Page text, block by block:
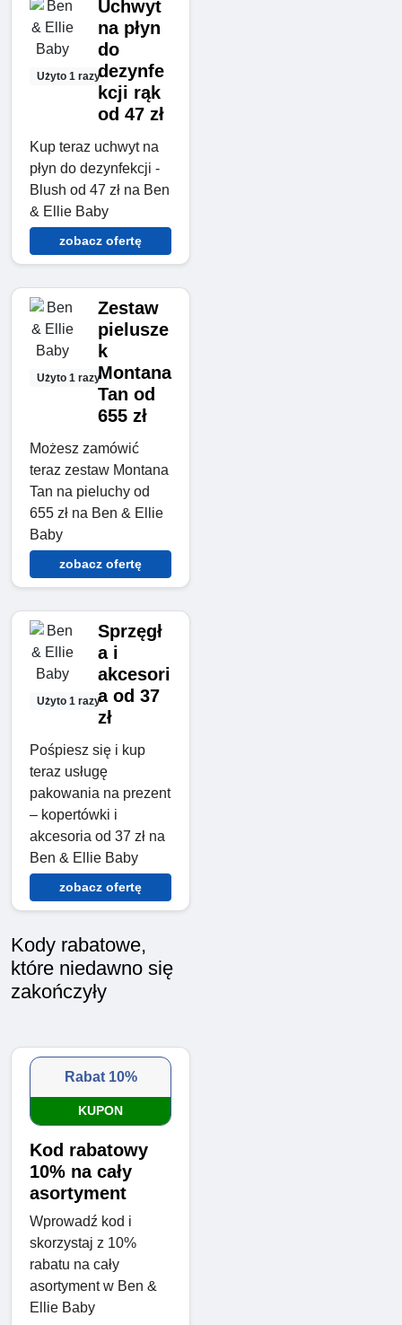
Użyto 1 razy
Uchwyt
na płyn
do
dezynfe
kcji rąk
od 47 zł
Kup teraz uchwyt na
płyn do dezynfekcji -
Blush od 47 zł na Ben
& Ellie Baby
zobacz ofertę
Użyto 1 razy
Zestaw
pielusze
k
Montana
Tan od
655 zł
Możesz zamówić
teraz zestaw Montana
Tan na pieluchy od
655 zł na Ben & Ellie
Baby
zobacz ofertę
Użyto 1 razy
Sprzęgł
a i
akcesori
a od 37
zł
Pośpiesz się i kup
teraz usługę
pakowania na prezent
– kopertówki i
akcesoria od 37 zł na
Ben & Ellie Baby
zobacz ofertę
Kody rabatowe,
które niedawno się
zakończyły
Rabat 10%
KUPON
Kod rabatowy
10% na cały
asortyment
Wprowadź kod i
skorzystaj z 10%
rabatu na cały
asortyment w Ben &
Ellie Baby